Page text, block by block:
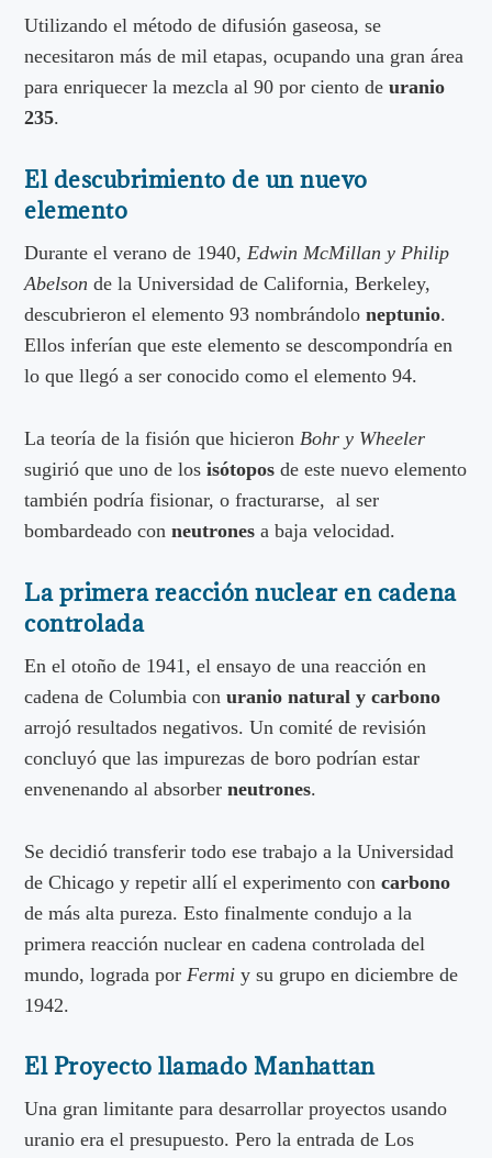
Utilizando el método de difusión gaseosa, se
necesitaron más de mil etapas, ocupando una gran área
para enriquecer la mezcla al 90 por ciento deuranio
235.
El descubrimiento de un nuevo
elemento
Durante el verano de 1940,Edwin McMillan y Philip
Abelson de la Universidad de California, Berkeley,
descubrieron el elemento 93 nombrándoloneptunio.
Ellos inferían que este elemento se descompondría en
lo que llegó a ser conocido como el elemento 94.
La teoría de la fisión que hicieron Bohr y Wheeler
sugirió que uno de losisótopos de este nuevo elemento
también podría fisionar, o fracturarse, al ser
bombardeado conneutronesa baja velocidad.
La primera reacción nuclear en cadena
controlada
En el otoño de 1941, el ensayo de una reacción en
cadena de Columbia conuranio natural y carbono
arrojó resultados negativos. Un comité de revisión
concluyó que las impurezas de boro podrían estar
envenenando al absorberneutrones.
Se decidió transferir todo ese trabajo a la Universidad
de Chicago y repetir allí el experimento concarbono
de más alta pureza. Esto finalmente condujo a la
primera reacción nuclear en cadena controlada del
mundo, lograda por Fermiy su grupo en diciembre de
1942.
El Proyecto llamado Manhattan
Una gran limitante para desarrollar proyectos usando
uranio era el presupuesto. Pero la entrada de Los